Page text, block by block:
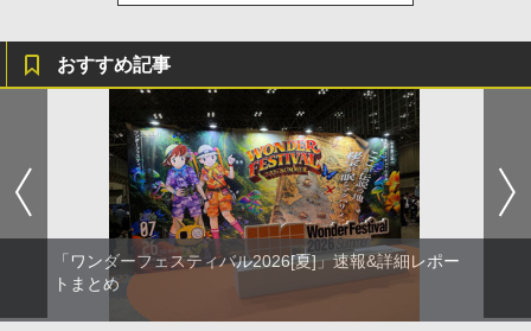
おすすめ記事
「ワンダーフェスティバル2026[夏]」速報&詳細レポー
トまとめ